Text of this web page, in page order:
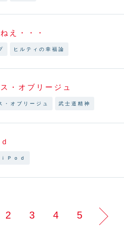
え・・・
ヒルティの幸福論
・オブリージュ
・オブリージュ 武士道精神
ｉＰｏｄ
2 3 4 5